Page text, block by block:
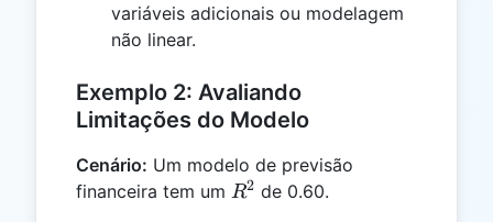
variáveis adicionais ou modelagem
não linear.
Exemplo 2: Avaliando
Limitações do Modelo
Cenário: Um modelo de previsão
financeira tem um R^2
R2 de 0.60.